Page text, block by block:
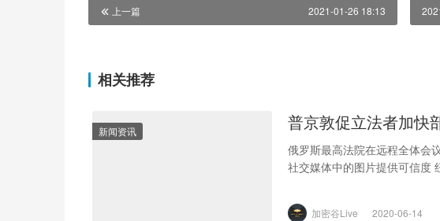
上一篇 2021-01-26 18:13
相关推荐
新闻资讯 普京敦促立法者加快
俄罗斯最高法院在远程全体会
社交媒体中的图片提供可信度
加密谷Live 2020-06-14